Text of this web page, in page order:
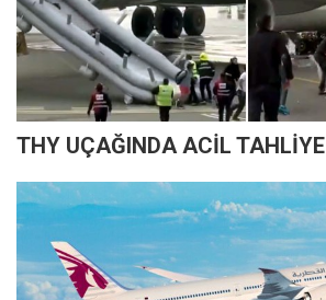
THY UÇAĞINDA ACİL TAHLİYE